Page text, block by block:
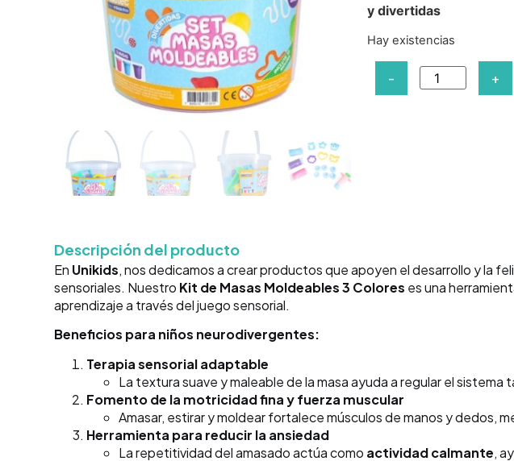
y divertidas
Hay existencias
- +
Descripción del producto
En Unikids, nos dedicamos a crear productos que apoyen el desarrollo y la
sensoriales. Nuestro Kit de Masas Moldeables 3 Colores es una
aprendizaje a través del juego sensorial.
Beneficios para niños neurodivergentes:
Terapia sensorial adaptable
La textura suave y maleable de la masa ayuda a regular el
Fomento de la motricidad fina y fuerza muscular
Amasar, estirar y moldear fortalece músculos de manos y dedos,
Herramienta para reducir la ansiedad
La repetitividad del amasado actúa como actividad calmante,